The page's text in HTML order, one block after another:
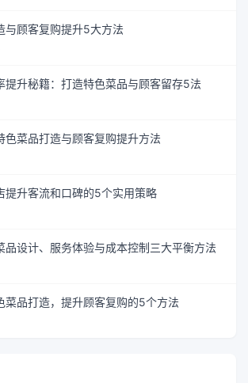
与顾客复购提升5大方法
提升秘籍：打造特色菜品与顾客留存5法
色菜品打造与顾客复购提升方法
提升客流和口碑的5个实用策略
品设计、服务体验与成本控制三大平衡方法
菜品打造，提升顾客复购的5个方法